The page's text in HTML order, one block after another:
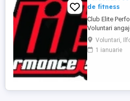
de fitness
Club Elite
Voluntari
Cerinte:Foarte
comunicare,
(scris vorbit),
Voluntari,
1 ianuarie